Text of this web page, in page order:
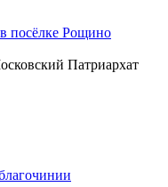
посёлке Рощино
Патриархат